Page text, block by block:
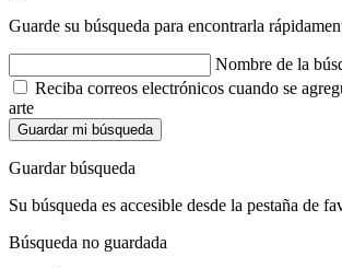
Guarde su búsqueda para encontrarla
Nombre de la
Reciba correos electrónicos cuando se
arte
Guardar mi búsqueda
Guardar búsqueda
Su búsqueda es accesible desde la pestaña de
Búsqueda no guardada